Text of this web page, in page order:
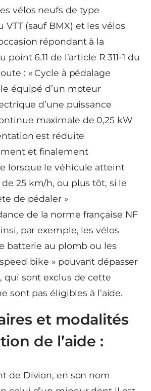
vélos neufs de type
VTT (sauf BMX) et les vélos
répondant à la
6.11 de l’article R 311-1 du
: « Cycle à pédalage
équipé d’un moteur
d’une puissance
maximale de 0,25 kW
est réduite
et finalement
lorsque le véhicule atteint
25 km/h, ou plus tôt, si le
de pédaler »
de la norme française NF
par exemple, les vélos
batterie au plomb ou les
bike » pouvant dépasser
qui sont exclus de cette
sont pas éligibles à l’aide.
et modalités
de l’aide :
de Divion, en son nom